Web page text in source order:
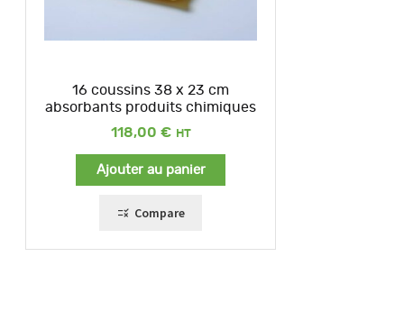
16 coussins 38 x 23 cm
absorbants produits chimiques
118,00 €
Ajouter au panier
Compare